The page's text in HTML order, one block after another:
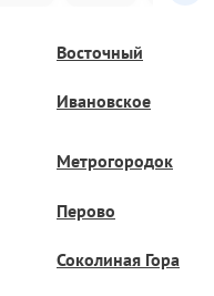
Восточный
Ивановское
Метрогородок
Перово
Соколиная Гора